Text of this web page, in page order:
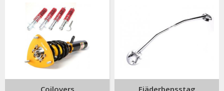
Coilovers Fjäderbensstag